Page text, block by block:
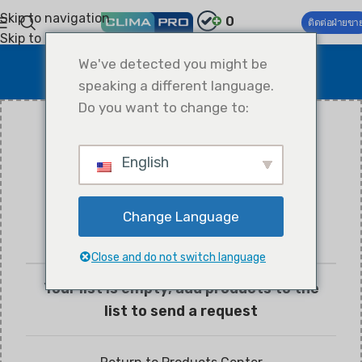
Skip to navigation
Skip to main content
0 ติดต่อฝ่ายขา
Request a Quote
Home Request a Quote
Your list is empty, add products to the
list to send a request
We've detected you might be
speaking a different language.
Do you want to change to:
English
Change Language
Close and do not switch language